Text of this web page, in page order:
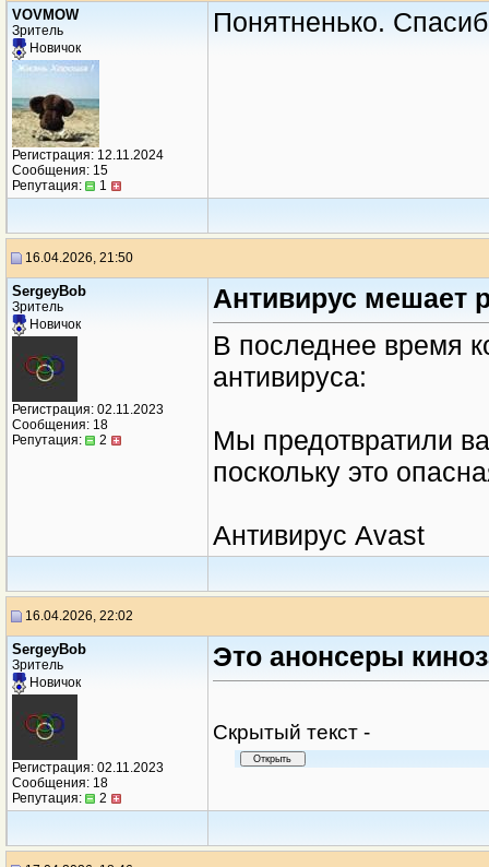
VOVMOW
Зритель
Новичок
Регистрация: 12.11.2024
Сообщения: 15
Репутация:
1
Понятненько.
16.04.2026, 21:50
SergeyBob
Зритель
Новичок
Регистрация: 02.11.2023
Сообщения: 18
Репутация:
2
Антивирус мешает
В последнее время
антивируса:
Мы предотвратили
поскольку это
Антивирус Avast
16.04.2026, 22:02
SergeyBob
Зритель
Новичок
Регистрация: 02.11.2023
Сообщения: 18
Репутация:
2
Это анонсеры
Cкрытый текст -